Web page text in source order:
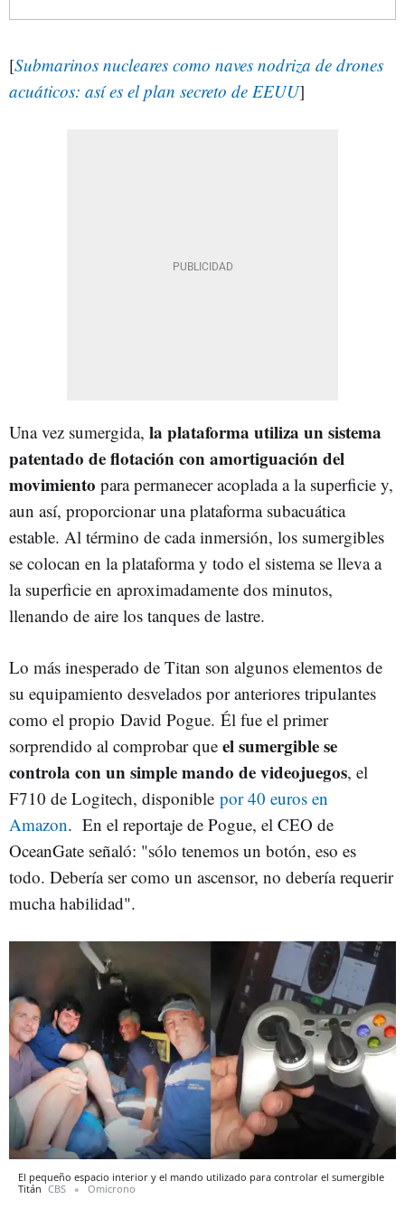
[Submarinos nucleares como naves nodriza de drones
acuáticos: así es el plan secreto de EEUU]
Una vez sumergida, la plataforma utiliza un sistema
patentado de flotación con amortiguación del
movimiento para permanecer acoplada a la superficie y,
aun así, proporcionar una plataforma subacuática
estable. Al término de cada inmersión, los sumergibles
se colocan en la plataforma y todo el sistema se lleva a
la superficie en aproximadamente dos minutos,
llenando de aire los tanques de lastre.
Lo más inesperado de Titan son algunos elementos de
su equipamiento desvelados por anteriores tripulantes
como el propio David Pogue. Él fue el primer
sorprendido al comprobar que el sumergible se
controla con un simple mando de videojuegos, el
F710 de Logitech, disponible por 40 euros en
Amazon. En el reportaje de Pogue, el CEO de
OceanGate señaló: "sólo tenemos un botón, eso es
todo. Debería ser como un ascensor, no debería requerir
mucha habilidad".
El pequeño espacio interior y el mando utilizado para controlar el sumergible
Titán CBS Omicrono